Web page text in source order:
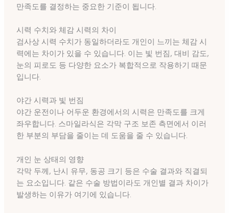
만족도를 결정하는 중요한 기준이 됩니다.
시력 수치와 체감 시력의 차이
검사상 시력 수치가 동일하더라도 개인이 느끼는 체감 시
력에는 차이가 있을 수 있습니다. 이는 빛 번짐, 대비 감도,
눈의 피로도 등 다양한 요소가 복합적으로 작용하기 때문
입니다.
야간 시력과 빛 번짐
야간 운전이나 어두운 환경에서의 시력은 만족도를 크게
좌우합니다. 스마일라식은 각막 구조 보존 측면에서 이러
한 부분의 부담을 줄이는 데 도움을 줄 수 있습니다.
개인 눈 상태의 영향
각막 두께, 난시 유무, 동공 크기 등은 수술 결과와 직결되
는 요소입니다. 같은 수술 방법이라도 개인별 결과 차이가
발생하는 이유가 여기에 있습니다.